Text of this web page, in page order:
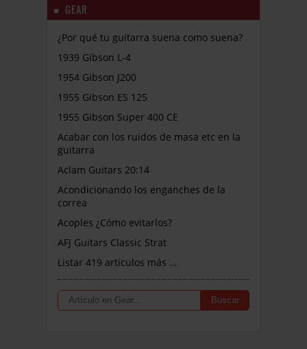
GEAR
¿Por qué tu guitarra suena como suena?
1939 Gibson L-4
1954 Gibson J200
1955 Gibson ES 125
1955 Gibson Super 400 CE
Acabar con los ruidos de masa etc en la
guitarra
Aclam Guitars 20:14
Acondicionando los enganches de la
correa
Acoples ¿Cómo evitarlos?
AFJ Guitars Classic Strat
Listar 419 artículos más …